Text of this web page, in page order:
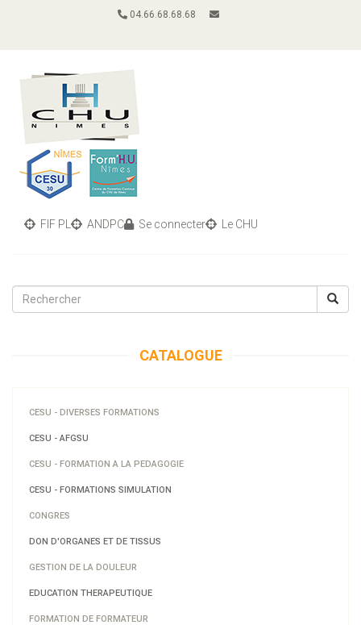
04.66.68.68.68
FIF PL ANDPC Se connecter Le CHU
Toggle
CATALOGUE
CESU - DIVERSES FORMATIONS
CESU - AFGSU
CESU - FORMATION A LA PEDAGOGIE
CESU - FORMATIONS SIMULATION
CONGRES
DON D'ORGANES ET DE TISSUS
GESTION DE LA DOULEUR
EDUCATION THERAPEUTIQUE
FORMATION DE FORMATEUR